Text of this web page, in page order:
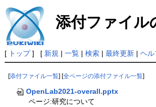
添付ファイル
[ トップ] [ 新規 | 一覧| 検索| 最終更新| ヘル
[添付ファイル一覧] [全ページの添付ファイル一覧]
OpenLab2021-overall.pptx
ページ:研究について